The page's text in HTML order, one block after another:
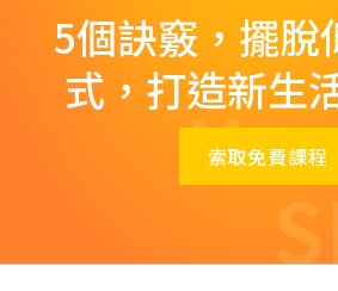
5個訣竅，擺脫
式，打造新生
索取免費課程